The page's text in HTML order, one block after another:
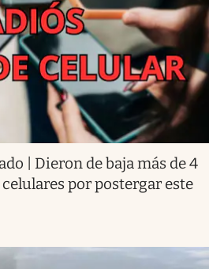
| Dieron de baja más de 4
por postergar este